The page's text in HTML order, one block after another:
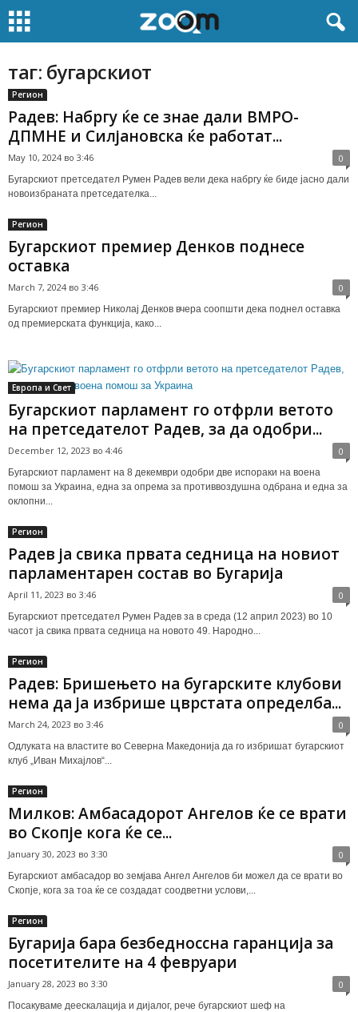
таг: бугарскиот
Регион
Радев: Набргу ќе се знае дали ВМРО-
ДПМНЕ и Силјановска ќе работат...
May 10, 2024 во 3:46 0
Бугарскиот претседател Румен Радев вели дека набргу ќе биде јасно дали
новоизбраната претседателка...
Регион
Бугарскиот премиер Денков поднесе
оставка
March 7, 2024 во 3:46 0
Бугарскиот премиер Николај Денков вчера соопшти дека поднел оставка
од премиерската функција, како...
Европа и Свет
Бугарскиот парламент го отфрли ветото
на претседателот Радев, за да одобри...
December 12, 2023 во 4:46 0
Бугарскиот парламент на 8 декември одобри две испораки на воена
помош за Украина, една за опрема за противвоздушна одбрана и една за
оклопни...
Регион
Радев ја свика првата седница на новиот
парламентарен состав во Бугарија
April 11, 2023 во 3:46 0
Бугарскиот претседател Румен Радев за в среда (12 април 2023) во 10
часот ја свика првата седница на новото 49. Народно...
Регион
Радев: Бришењето на бугарските клубови
нема да ја избрише цврстата определба...
March 24, 2023 во 3:46 0
Oдлуката на властите во Северна Македонија да го избришат бугарскиот
клуб „Иван Михајлов“...
Регион
Милков: Амбасадорот Ангелов ќе се врати
во Скопје кога ќе се...
January 30, 2023 во 3:30 0
Бугарскиот амбасадор во земјава Ангел Ангелов би можел да се врати во
Скопје, кога за тоа ќе се создадат соодветни услови,...
Регион
Бугарија бара безбедноссна гаранција за
посетителите на 4 февруари
January 28, 2023 во 3:30 0
Посакуваме деескалација и дијалог, рече бугарскиот шеф на